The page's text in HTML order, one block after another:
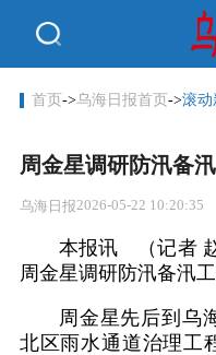
首页->乌海日报首页->滚动
周金星调研防汛备
乌海日报2026-05-22 10:20:35
本报讯 （记者
周金星调研防汛备汛工
周金星先后到乌
北区雨水通道治理工